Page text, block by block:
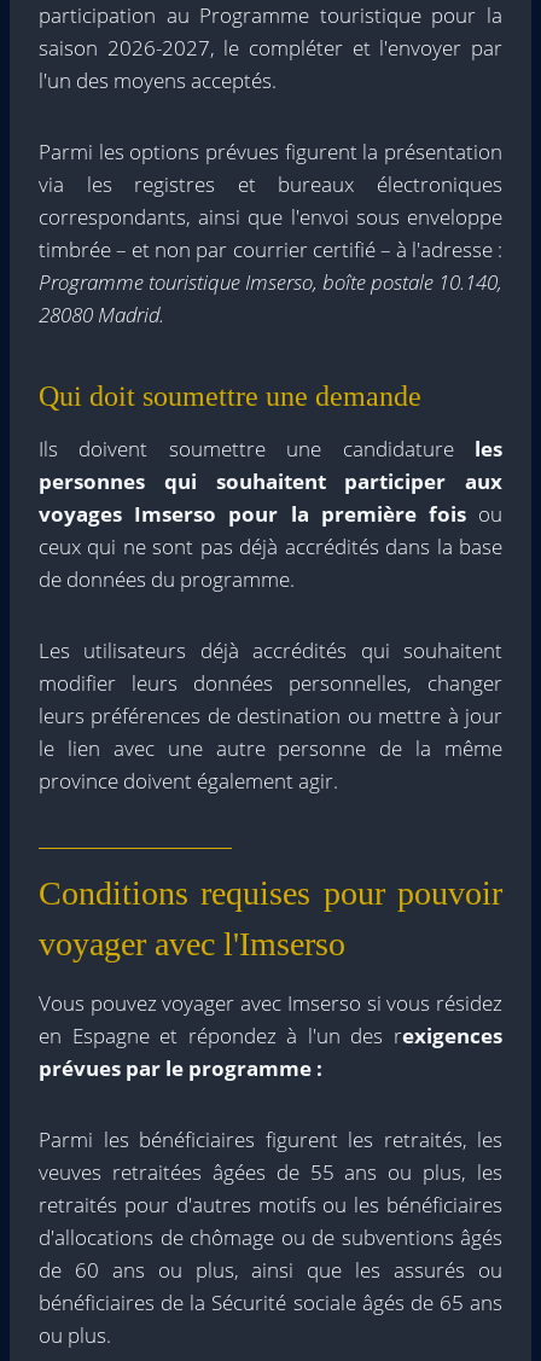
participation au Programme touristique pour la
saison 2026-2027, le compléter et l'envoyer par
l'un des moyens acceptés.
Parmi les options prévues figurent la présentation
via les registres et bureaux électroniques
correspondants, ainsi que l'envoi sous enveloppe
timbrée – et non par courrier certifié – à l'adresse :
Programme touristique Imserso, boîte postale 10.140,
28080 Madrid.
Qui doit soumettre une demande
Ils doivent soumettre une candidature les
personnes qui souhaitent participer aux
voyages Imserso pour la première foisou
ceux qui ne sont pas déjà accrédités dans la base
de données du programme.
Les utilisateurs déjà accrédités qui souhaitent
modifier leurs données personnelles, changer
leurs préférences de destination ou mettre à jour
le lien avec une autre personne de la même
province doivent également agir.
Conditions requises pour pouvoir
voyager avec l'Imserso
Vous pouvez voyager avec Imserso si vous résidez
en Espagne et répondez à l'un des rexigences
prévues par le programme :
Parmi les bénéficiaires figurent les retraités, les
veuves retraitées âgées de 55 ans ou plus, les
retraités pour d'autres motifs ou les bénéficiaires
d'allocations de chômage ou de subventions âgés
de 60 ans ou plus, ainsi que les assurés ou
bénéficiaires de la Sécurité sociale âgés de 65 ans
ou plus.